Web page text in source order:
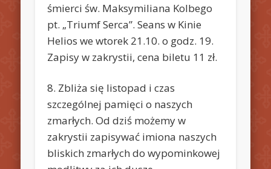
śmierci św. Maksymiliana Kolbego
pt. „Triumf Serca”. Seans w Kinie
Helios we wtorek 21.10. o godz. 19.
Zapisy w zakrystii, cena biletu 11 zł.
8. Zbliża się listopad i czas
szczególnej pamięci o naszych
zmarłych. Od dziś możemy w
zakrystii zapisywać imiona naszych
bliskich zmarłych do wypominkowej